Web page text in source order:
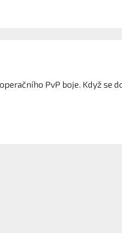
PvP boje. Když se